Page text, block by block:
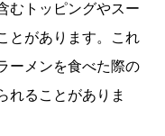
むトッピングやスー
とがあります。これ
ーメンを食べた際の
れることがありま